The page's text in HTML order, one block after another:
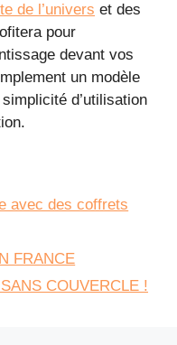
de l’univers et des
pour
devant vos
un modèle
d’utilisation
avec des coffrets
FRANCE
COUVERCLE !